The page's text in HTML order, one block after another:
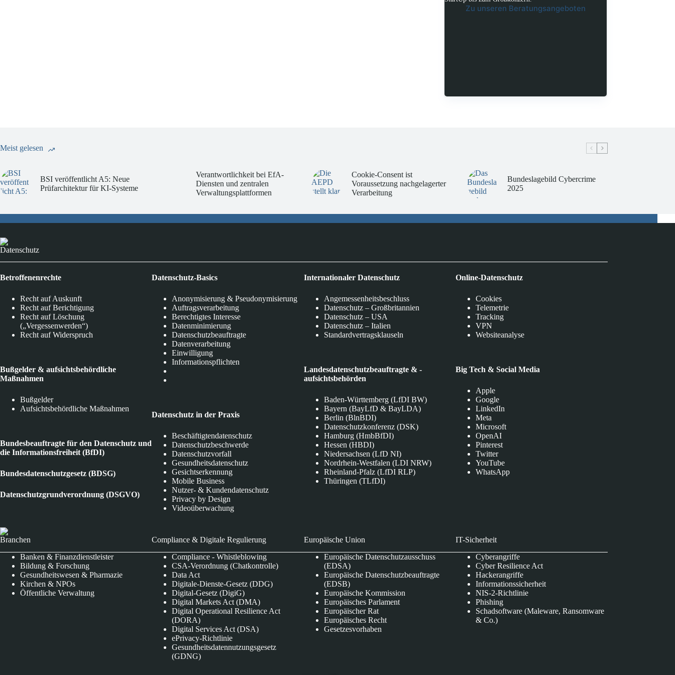
Zu unseren Beratungsangeboten
Meist gelesen
BSI veröffentlicht A5: Neue
Prüfarchitektur für KI-Systeme
Verantwortlichkeit bei EfA-
Diensten und zentralen
Verwaltungsplattformen
Cookie-Consent ist
Voraussetzung nachgelagerter
Verarbeitung
Bundeslagebild Cybercrime
2025
Datenschutz
Betroffenenrechte
Recht auf Auskunft
Recht auf Berichtigung
Recht auf Löschung
(„Vergessenwerden“)
Recht auf Widerspruch
Bußgelder & aufsichtsbehördliche
Maßnahmen
Bußgelder
Aufsichtsbehördliche Maßnahmen
Bundesbeauftragte für den Datenschutz und
die Informationsfreiheit (BfDI)
Bundesdatenschutzgesetz (BDSG)
Datenschutzgrundverordnung (DSGVO)
Datenschutz-Basics
Anonymisierung & Pseudonymisierung
Auftragsverarbeitung
Berechtigtes Interesse
Datenminimierung
Datenschutzbeauftragte
Datenverarbeitung
Einwilligung
Informationspflichten
Datenschutz in der Praxis
Beschäftigtendatenschutz
Datenschutzbeschwerde
Datenschutzvorfall
Gesundheitsdatenschutz
Gesichtserkennung
Mobile Business
Nutzer- & Kundendatenschutz
Privacy by Design
Videoüberwachung
Internationaler Datenschutz
Angemessenheitsbeschluss
Datenschutz – Großbritannien
Datenschutz – USA
Datenschutz – Italien
Standardvertragsklauseln
Landesdatenschutzbeauftragte & -
aufsichtsbehörden
Baden-Württemberg (LfDI BW)
Bayern (BayLfD & BayLDA)
Berlin (BlnBDI)
Datenschutzkonferenz (DSK)
Hamburg (HmbBfDI)
Hessen (HBDI)
Niedersachsen (LfD NI)
Nordrhein-Westfalen (LDI NRW)
Rheinland-Pfalz (LfDI RLP)
Thüringen (TLfDI)
Online-Datenschutz
Cookies
Telemetrie
Tracking
VPN
Websiteanalyse
Big Tech & Social Media
Apple
Google
LinkedIn
Meta
Microsoft
OpenAI
Pinterest
Twitter
YouTube
WhatsApp
Branchen
Banken & Finanzdienstleister
Bildung & Forschung
Gesundheitswesen & Pharmazie
Kirchen & NPOs
Öffentliche Verwaltung
Compliance & Digitale Regulierung
Compliance - Whistleblowing
CSA-Verordnung (Chatkontrolle)
Data Act
Digitale-Dienste-Gesetz (DDG)
Digital-Gesetz (DigiG)
Digital Markets Act (DMA)
Digital Operational Resilience Act
(DORA)
Digital Services Act (DSA)
ePrivacy-Richtlinie
Gesundheitsdatennutzungsgesetz
(GDNG)
Europäische Union
Europäische Datenschutzausschuss
(EDSA)
Europäische Datenschutzbeauftragte
(EDSB)
Europäische Kommission
Europäisches Parlament
Europäischer Rat
Europäisches Recht
Gesetzesvorhaben
IT-Sicherheit
Cyberangriffe
Cyber Resilience Act
Hackerangriffe
Informationssicherheit
NIS-2-Richtlinie
Phishing
Schadsoftware (Maleware, Ransomware
& Co.)